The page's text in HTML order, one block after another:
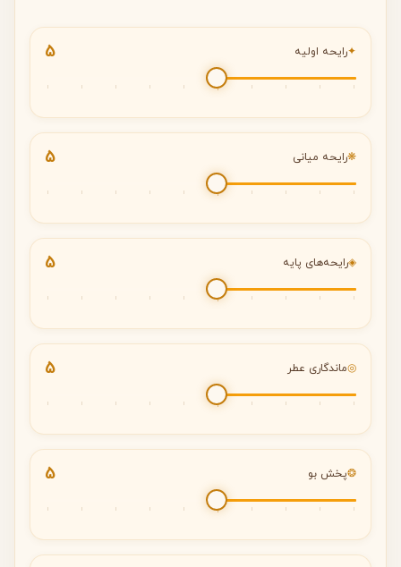
✦رایحه اولیه 5
❋رایحه میانی 5
◈رایحه‌های پایه 5
◎ماندگاری عطر 5
❂پخش بو 5